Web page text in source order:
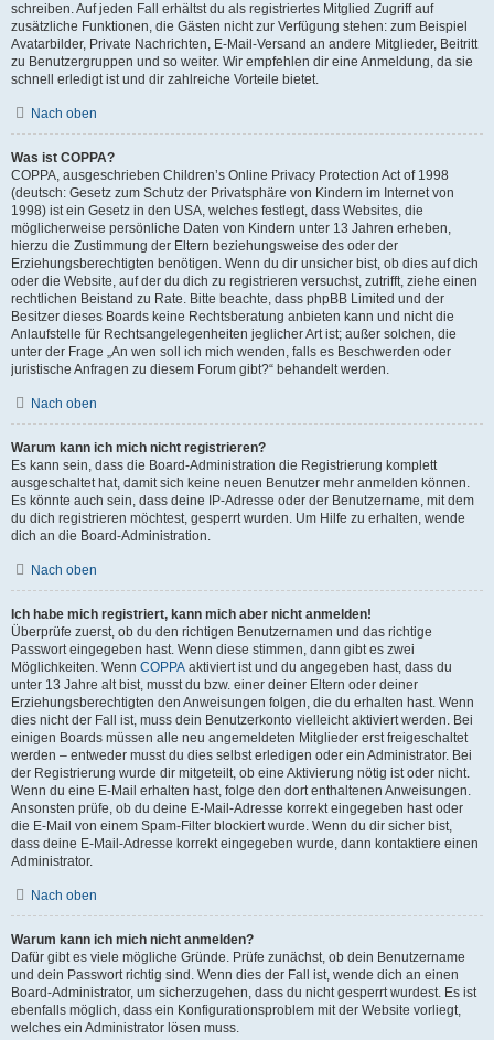
schreiben. Auf jeden Fall erhältst du als registriertes Mitglied Zugriff auf
zusätzliche Funktionen, die Gästen nicht zur Verfügung stehen: zum Beispiel
Avatarbilder, Private Nachrichten, E-Mail-Versand an andere Mitglieder, Beitritt
zu Benutzergruppen und so weiter. Wir empfehlen dir eine Anmeldung, da sie
schnell erledigt ist und dir zahlreiche Vorteile bietet.
Nach oben
Was ist COPPA?
COPPA, ausgeschrieben Children’s Online Privacy Protection Act of 1998
(deutsch: Gesetz zum Schutz der Privatsphäre von Kindern im Internet von
1998) ist ein Gesetz in den USA, welches festlegt, dass Websites, die
möglicherweise persönliche Daten von Kindern unter 13 Jahren erheben,
hierzu die Zustimmung der Eltern beziehungsweise des oder der
Erziehungsberechtigten benötigen. Wenn du dir unsicher bist, ob dies auf dich
oder die Website, auf der du dich zu registrieren versuchst, zutrifft, ziehe einen
rechtlichen Beistand zu Rate. Bitte beachte, dass phpBB Limited und der
Besitzer dieses Boards keine Rechtsberatung anbieten kann und nicht die
Anlaufstelle für Rechtsangelegenheiten jeglicher Art ist; außer solchen, die
unter der Frage „An wen soll ich mich wenden, falls es Beschwerden oder
juristische Anfragen zu diesem Forum gibt?“ behandelt werden.
Nach oben
Warum kann ich mich nicht registrieren?
Es kann sein, dass die Board-Administration die Registrierung komplett
ausgeschaltet hat, damit sich keine neuen Benutzer mehr anmelden können.
Es könnte auch sein, dass deine IP-Adresse oder der Benutzername, mit dem
du dich registrieren möchtest, gesperrt wurden. Um Hilfe zu erhalten, wende
dich an die Board-Administration.
Nach oben
Ich habe mich registriert, kann mich aber nicht anmelden!
Überprüfe zuerst, ob du den richtigen Benutzernamen und das richtige
Passwort eingegeben hast. Wenn diese stimmen, dann gibt es zwei
Möglichkeiten. Wenn COPPA aktiviert ist und du angegeben hast, dass du
unter 13 Jahre alt bist, musst du bzw. einer deiner Eltern oder deiner
Erziehungsberechtigten den Anweisungen folgen, die du erhalten hast. Wenn
dies nicht der Fall ist, muss dein Benutzerkonto vielleicht aktiviert werden. Bei
einigen Boards müssen alle neu angemeldeten Mitglieder erst freigeschaltet
werden – entweder musst du dies selbst erledigen oder ein Administrator. Bei
der Registrierung wurde dir mitgeteilt, ob eine Aktivierung nötig ist oder nicht.
Wenn du eine E-Mail erhalten hast, folge den dort enthaltenen Anweisungen.
Ansonsten prüfe, ob du deine E-Mail-Adresse korrekt eingegeben hast oder
die E-Mail von einem Spam-Filter blockiert wurde. Wenn du dir sicher bist,
dass deine E-Mail-Adresse korrekt eingegeben wurde, dann kontaktiere einen
Administrator.
Nach oben
Warum kann ich mich nicht anmelden?
Dafür gibt es viele mögliche Gründe. Prüfe zunächst, ob dein Benutzername
und dein Passwort richtig sind. Wenn dies der Fall ist, wende dich an einen
Board-Administrator, um sicherzugehen, dass du nicht gesperrt wurdest. Es ist
ebenfalls möglich, dass ein Konfigurationsproblem mit der Website vorliegt,
welches ein Administrator lösen muss.